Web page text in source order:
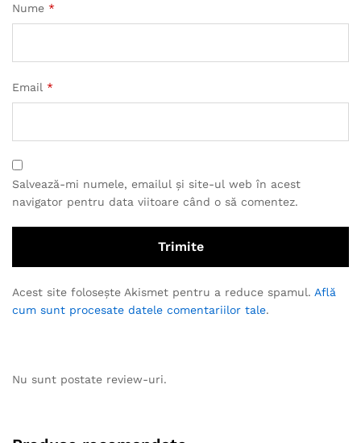
Nume *
Email *
Salvează-mi numele, emailul și site-ul web în acest
navigator pentru data viitoare când o să comentez.
Acest site folosește Akismet pentru a reduce spamul. Află
cum sunt procesate datele comentariilor tale.
Nu sunt postate review-uri.